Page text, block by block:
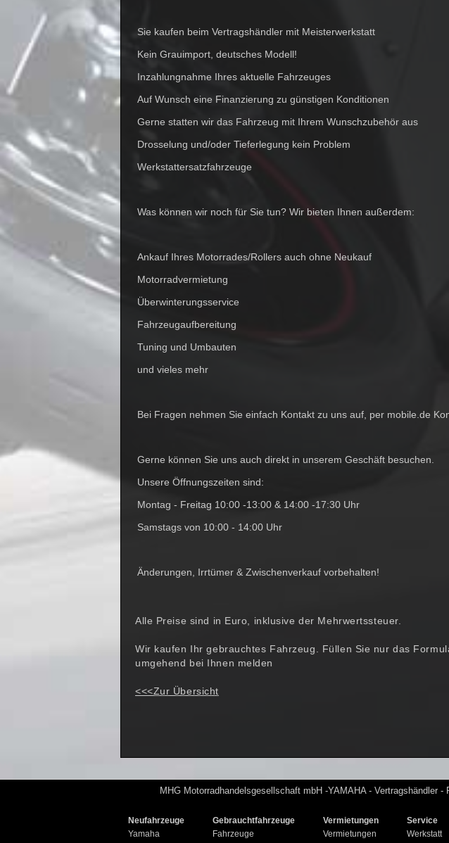
Sie kaufen beim Vertragshändler mit Meisterwerkstatt
Kein Grauimport, deutsches Modell!
Inzahlungnahme Ihres aktuelle Fahrzeuges
Auf Wunsch eine Finanzierung zu günstigen Konditionen
Gerne statten wir das Fahrzeug mit Ihrem Wunschzubehör aus
Drosselung und/oder Tieferlegung kein Problem
Werkstattersatzfahrzeuge
Was können wir noch für Sie tun? Wir bieten Ihnen außerdem:
Ankauf Ihres Motorrades/Rollers auch ohne Neukauf
Motorradvermietung
Überwinterungsservice
Fahrzeugaufbereitung
Tuning und Umbauten
und vieles mehr
Bei Fragen nehmen Sie einfach Kontakt zu uns auf, per mobile.de
Gerne können Sie uns auch direkt in unserem Geschäft besuchen.
Unsere Öffnungszeiten sind:
Montag - Freitag 10:00 -13:00 & 14:00 -17:30 Uhr
Samstags von 10:00 - 14:00 Uhr
Änderungen, Irrtümer & Zwischenverkauf vorbehalten!
Alle Preise sind in Euro, inklusive der Mehrwertssteuer.
Wir kaufen Ihr gebrauchtes Fahrzeug. Füllen Sie nur das
umgehend bei Ihnen melden
<<<Zur Übersicht
MHG Motorradhandelsgesellschaft mbH -YAMAHA - Vertragshändler
Neufahrzeuge
Yamaha
Gebrauchtfahrzeuge
Fahrzeuge
Vermietungen
Vermietungen
Service
Werkstatt